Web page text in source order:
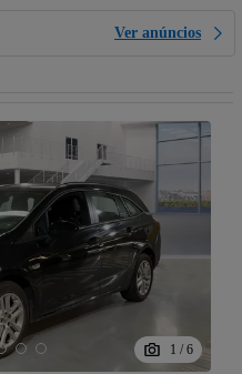
Ver anúncios
1 / 6